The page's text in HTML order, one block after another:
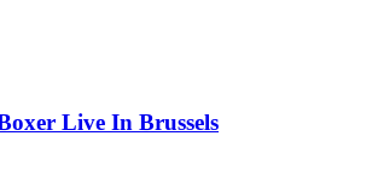
Live In Brussels